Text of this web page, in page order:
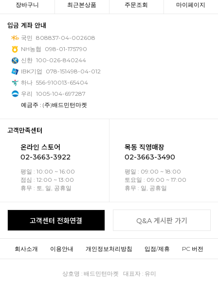
장바구니 최근본상품 주문조회 마이페이지
입금 계좌 안내
국민 808837-04-002608
NH농협
098-01-175790
신한 100-026-840244
IBK기업
078-151498-04-012
하나 556-910013-65404
우리 1005-104-697287
예금주 : (주)배드민턴마켓
고객만족센터
온라인 스토어
02-3663-3922
평일 : 10:00 ~ 16:00
점심 : 12:00 ~ 13:00
휴무 : 토, 일, 공휴일
목동 직영매장
02-3663-3490
평일 : 09:00 ~ 18:00
토요일 : 09:00 ~ 17:00
휴무 : 일, 공휴일
고객센터 전화연결 Q&A 게시판 가기
회사소개 이용안내 개인정보처리방침 입점/제휴 PC 버전
상호명 : 배드민턴마켓 대표자 : 유미